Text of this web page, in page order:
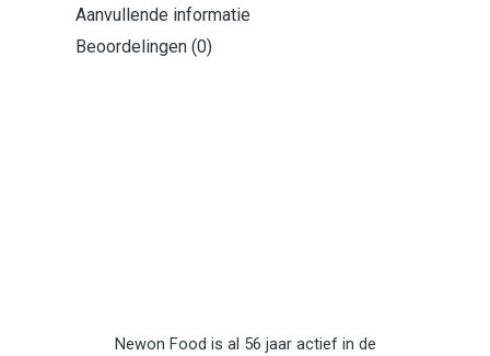
Aanvullende informatie
Beoordelingen (0)
Newon Food is al 56 jaar actief in de